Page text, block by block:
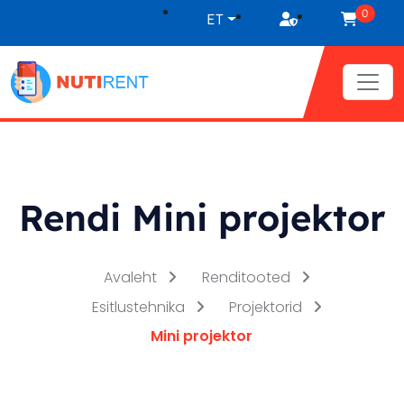
ET 0
Rendi Mini projektor
Avaleht
Renditooted
Esitlustehnika
Projektorid
Mini projektor